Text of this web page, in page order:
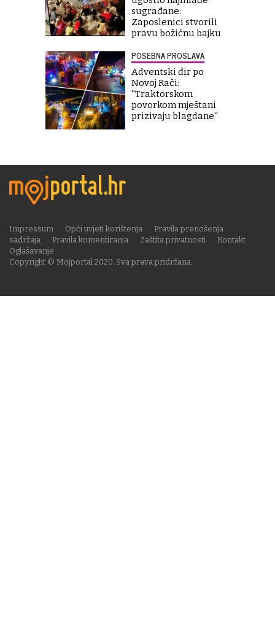
sugrađane:
Zaposlenici stvorili
pravu božićnu bajku
POSEBNA PROSLAVA
Adventski đir po
Novoj Rači:
''Traktorskom
povorkom mještani
prizivaju blagdane''
Copyright © Mojportal 2020. Sva prava pridržana.
Impressum Opći uvjeti korištenja
Pravila prenošenja
sadržaja
Pravila komentiranja Zaštita privatnosti
Kontakt
Oglašavanje